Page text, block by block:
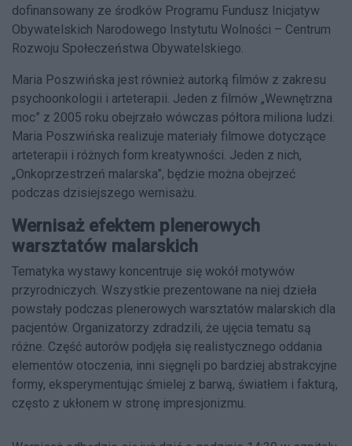
dofinansowany ze środków Programu Fundusz Inicjatyw
Obywatelskich Narodowego Instytutu Wolności – Centrum
Rozwoju Społeczeństwa Obywatelskiego.
Maria Poszwińska jest również autorką filmów z zakresu
psychoonkologii i arteterapii. Jeden z filmów „Wewnętrzna
moc” z 2005 roku obejrzało wówczas półtora miliona ludzi.
Maria Poszwińska realizuje materiały filmowe dotyczące
arteterapii i różnych form kreatywności. Jeden z nich,
„Onkoprzestrzeń malarska”, będzie można obejrzeć
podczas dzisiejszego wernisażu.
Wernisaż efektem plenerowych
warsztatów malarskich
Tematyka wystawy koncentruje się wokół motywów
przyrodniczych. Wszystkie prezentowane na niej dzieła
powstały podczas plenerowych warsztatów malarskich dla
pacjentów. Organizatorzy zdradzili, że ujęcia tematu są
różne. Część autorów podjęła się realistycznego oddania
elementów otoczenia, inni sięgnęli po bardziej abstrakcyjne
formy, eksperymentując śmielej z barwą, światłem i fakturą,
często z ukłonem w stronę impresjonizmu.